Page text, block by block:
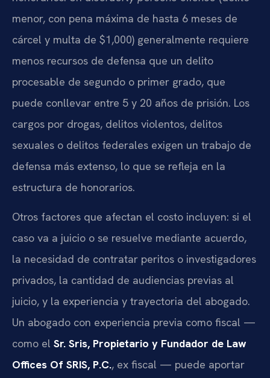
menor, con pena máxima de hasta 6 meses de
cárcel y multa de $1,000) generalmente requiere
menos recursos de defensa que un delito
procesable de segundo o primer grado, que
puede conllevar entre 5 y 20 años de prisión. Los
cargos por drogas, delitos violentos, delitos
sexuales o delitos federales exigen un trabajo de
defensa más extenso, lo que se refleja en la
estructura de honorarios.
Otros factores que afectan el costo incluyen: si el
caso va a juicio o se resuelve mediante acuerdo,
la necesidad de contratar peritos o investigadores
privados, la cantidad de audiencias previas al
juicio, y la experiencia y trayectoria del abogado.
Un abogado con experiencia previa como fiscal —
como el Sr. Sris, Propietario y Fundador de Law
Offices Of SRIS, P.C., ex fiscal — puede aportar